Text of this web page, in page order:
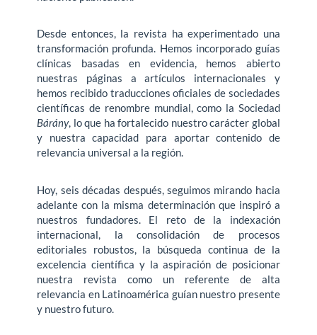
Desde entonces, la revista ha experimentado una
transformación profunda. Hemos incorporado guías
clínicas basadas en evidencia, hemos abierto
nuestras páginas a artículos internacionales y
hemos recibido traducciones oficiales de sociedades
cien­tíficas de renombre mundial, como la Sociedad
Bárány, lo que ha fortalecido nuestro carácter global
y nuestra capacidad para aportar contenido de
relevancia universal a la región.
Hoy, seis décadas después, seguimos mirando hacia
adelante con la misma determinación que inspiró a
nuestros fundadores. El reto de la indexación
internacional, la consolidación de procesos
editoriales robustos, la búsqueda continua de la
excelencia científica y la aspiración de posicionar
nuestra revista como un referente de alta
relevancia en Latinoamérica guían nuestro pre­sente
y nuestro futuro.